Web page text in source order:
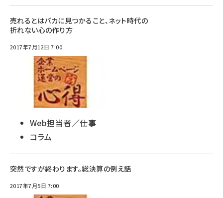
売れるとはバカに見つかること、ネット時代の
折れない心の作り方
2017年7月12日 7:00
Web担当者／仕事
コラム
突然ですが終わります。総決算の例え話
2017年7月5日 7:00